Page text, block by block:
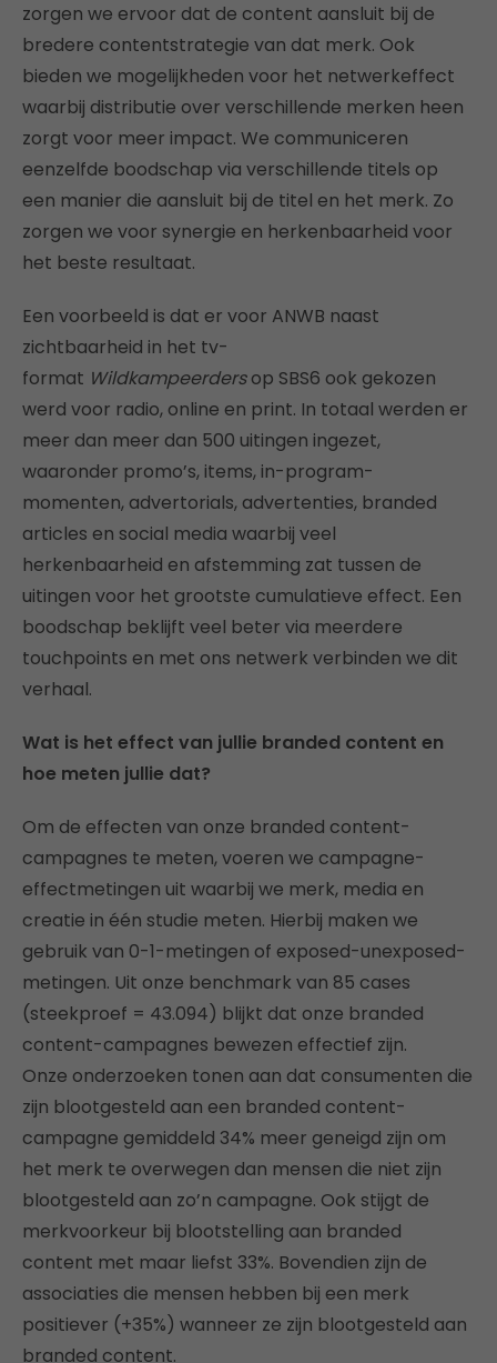
zorgen we ervoor dat de content aansluit bij de
bredere contentstrategie van dat merk. Ook
bieden we mogelijkheden voor het netwerkeffect
waarbij distributie over verschillende merken heen
zorgt voor meer impact. We communiceren
eenzelfde boodschap via verschillende titels op
een manier die aansluit bij de titel en het merk. Zo
zorgen we voor synergie en herkenbaarheid voor
het beste resultaat.
Een voorbeeld is dat er voor ANWB naast
zichtbaarheid in het tv-
format Wildkampeerdersop SBS6 ook gekozen
werd voor radio, online en print. In totaal werden er
meer dan meer dan 500 uitingen ingezet,
waaronder promo’s, items, in-program-
momenten, advertorials, advertenties, branded
articles en social media waarbij veel
herkenbaarheid en afstemming zat tussen de
uitingen voor het grootste cumulatieve effect. Een
boodschap beklijft veel beter via meerdere
touchpoints en met ons netwerk verbinden we dit
verhaal.
Wat is het effect van jullie branded content en
hoe meten jullie dat?
Om de effecten van onze branded content-
campagnes te meten, voeren we campagne-
effectmetingen uit waarbij we merk, media en
creatie in één studie meten. Hierbij maken we
gebruik van 0-1-metingen of exposed-unexposed-
metingen. Uit onze benchmark van 85 cases
(steekproef = 43.094) blijkt dat onze branded
content-campagnes bewezen effectief zijn.
Onze onderzoeken tonen aan dat consumenten die
zijn blootgesteld aan een branded content-
campagne gemiddeld 34% meer geneigd zijn om
het merk te overwegen dan mensen die niet zijn
blootgesteld aan zo’n campagne. Ook stijgt de
merkvoorkeur bij blootstelling aan branded
content met maar liefst 33%. Bovendien zijn de
associaties die mensen hebben bij een merk
positiever (+35%) wanneer ze zijn blootgesteld aan
branded content.